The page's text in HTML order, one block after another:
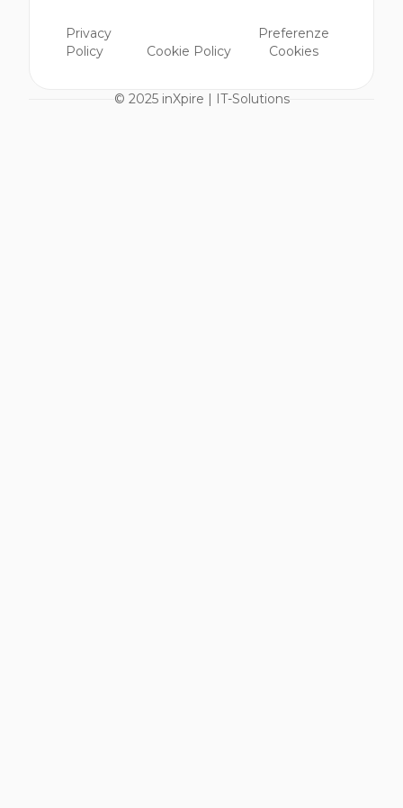
Privacy
Policy
Cookie Policy
Preferenze
Cookies
© 2025 inXpire | IT-Solutions